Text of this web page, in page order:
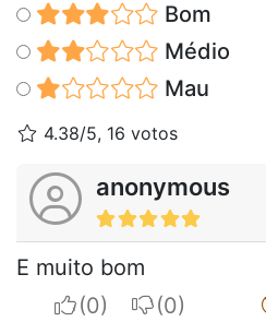
Bom
Médio
Mau
4.38/5, 16 votos
anonymous
E muito bom
I apreciateI do not